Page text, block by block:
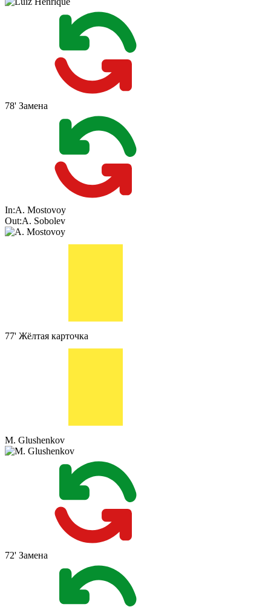
78' Замена
In:A. Mostovoy
Out:A. Sobolev
77' Жёлтая карточка
M. Glushenkov
72' Замена